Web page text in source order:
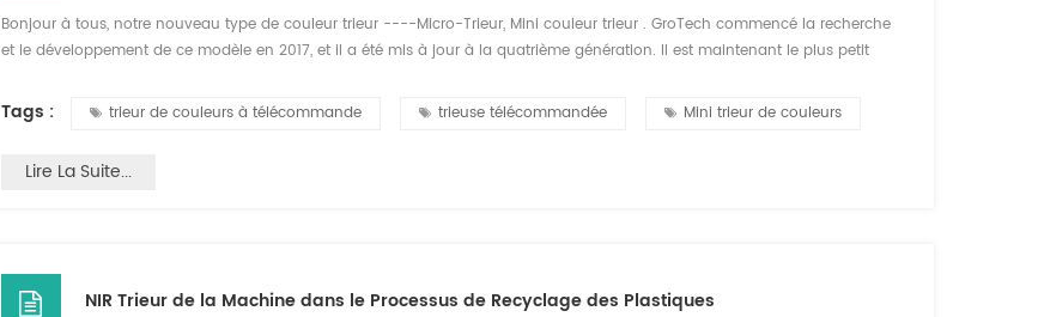
Bonjour à tous, notre nouveau type de couleur trieur ----Micro-Trieur, Mini couleur trieur . GroTech commencé la recherche
et le développement de ce modèle en 2017, et il a été mis à jour à la quatrième génération. Il est maintenant le plus petit
Micro-Trieur est petit, il a les ...
Tags : trieur de couleurs à télécommande trieuse télécommandée Mini trieur de couleurs
Lire La Suite...
NIR Trieur de la Machine dans le Processus de Recyclage des Plastiques